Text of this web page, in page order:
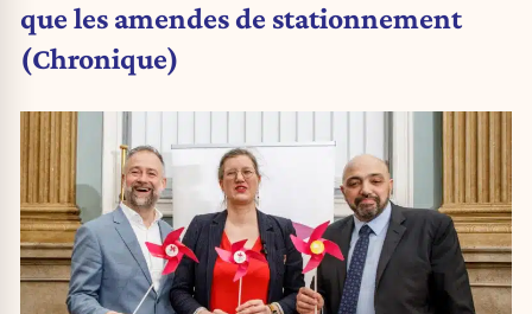
que les amendes de stationnement
(Chronique)